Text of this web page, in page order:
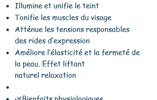
Illumine et unifie le teint
Tonifie les muscles du visage
Atténue les tensions responsables
des rides d’expression
Améliore l’élasticité et la fermeté de
la peau. Effet liftant
naturel relaxation